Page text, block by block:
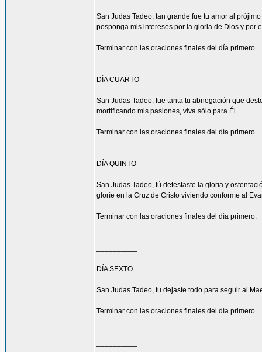
San Judas Tadeo, tan grande fue tu amor al
posponga mis intereses por la gloria de Dios y por
Terminar con las oraciones finales del día primero.
DÍA CUARTO
San Judas Tadeo, fue tanta tu abnegación que
mortificando mis pasiones, viva sólo para Él.
Terminar con las oraciones finales del día primero.
DÍA QUINTO
San Judas Tadeo, tú detestaste la gloria y
gloríe en la Cruz de Cristo viviendo conforme al
Terminar con las oraciones finales del día primero.
DÍA SEXTO
San Judas Tadeo, tu dejaste todo para seguir al
Terminar con las oraciones finales del día primero.